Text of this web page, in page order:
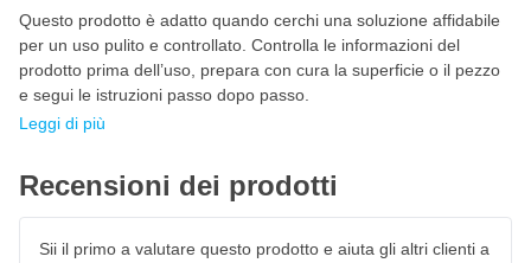
materiali duri e morbidi
Adatta a superfici irregolari
Altamente flessibile in spazi ristretti
Nessun intasamento o incollaggio delle setole
substrato
Rimuove adesivi e scritte
Questo prodotto è adatto quando cerchi una soluzione affidabile
per un uso pulito e controllato. Controlla le informazioni del
prodotto prima dell’uso, prepara con cura la superficie o il pezzo
e segui le istruzioni passo dopo passo.
Leggi di più
Recensioni dei prodotti
Sii il primo a valutare questo prodotto e aiuta gli altri clienti a